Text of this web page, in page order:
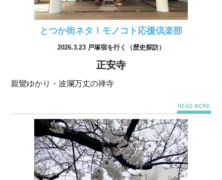
とつか街ネタ！モノコト応援倶楽部
2026.3.23 戸塚宿を行く（歴史探訪）
正安寺
親鸞ゆかり・波瀾万丈の禅寺